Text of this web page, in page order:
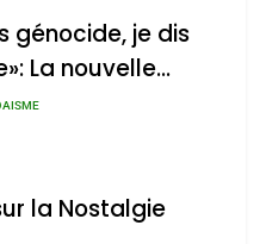
génocide, je dis
La nouvelle
de Boy George
la Nostalgie